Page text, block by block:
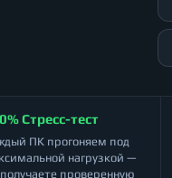
Стресс-тест
ПК прогоняем под
нагрузкой —
проверенную